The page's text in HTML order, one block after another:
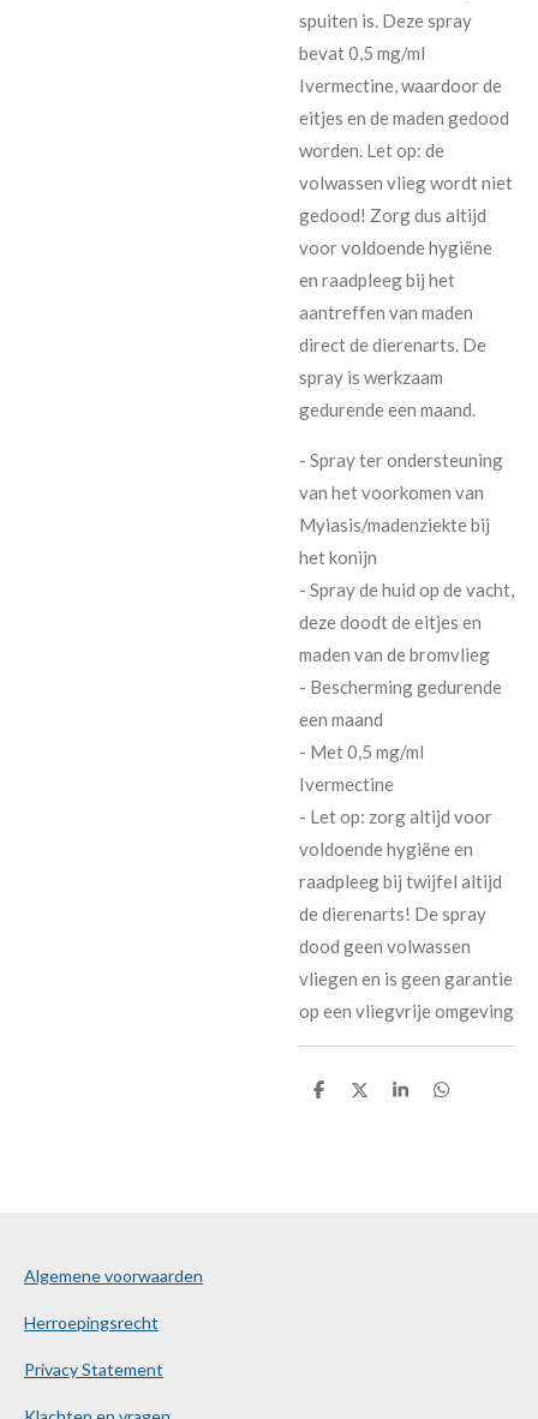
spuiten is. Deze spray
bevat 0,5 mg/ml
Ivermectine, waardoor de
eitjes en de maden gedood
worden. Let op: de
volwassen vlieg wordt niet
gedood! Zorg dus altijd
voor voldoende hygiëne
en raadpleeg bij het
aantreffen van maden
direct de dierenarts. De
spray is werkzaam
gedurende een maand.
- Spray ter ondersteuning
van het voorkomen van
Myiasis/madenziekte bij
het konijn
- Spray de huid op de vacht,
deze doodt de eitjes en
maden van de bromvlieg
- Bescherming gedurende
een maand
- Met 0,5 mg/ml
Ivermectine
- Let op: zorg altijd voor
voldoende hygiëne en
raadpleeg bij twijfel altijd
de dierenarts! De spray
dood geen volwassen
vliegen en is geen garantie
op een vliegvrije omgeving
D
D
S
D
Algemene voorwaarden
Herroepingsrecht
Privacy Statement